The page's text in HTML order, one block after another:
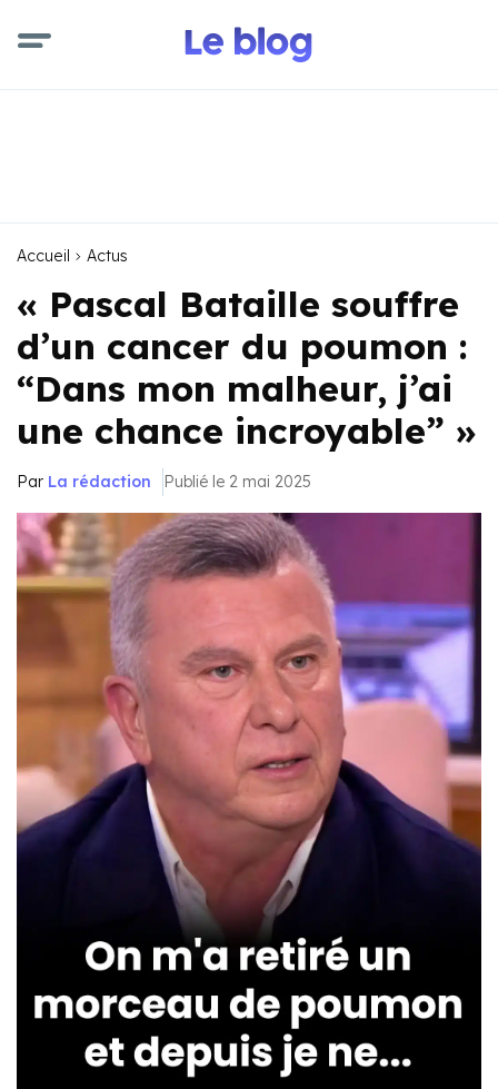
Accueil Actus
« Pascal Bataille souffre
d’un cancer du poumon :
“Dans mon malheur, j’ai
une chance incroyable” »
Par La rédaction Publié le 2 mai 2025